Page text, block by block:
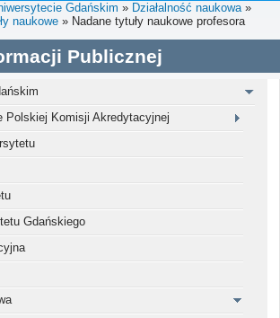
Gdańskim » Działalność naukowa»
naukowe » Nadane tytuły naukowe profesora
Publicznej
Polskiej Komisji Akredytacyjnej
Gdańskiego